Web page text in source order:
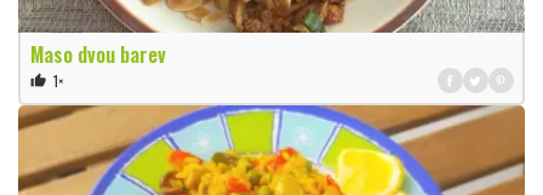
Maso dvou barev
thumb_up 1×